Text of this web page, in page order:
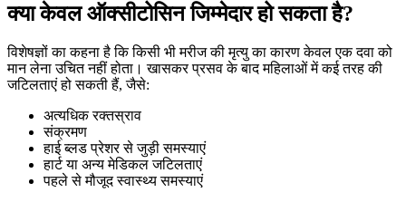
क्या केवल ऑक्सीटोसिन जिम्मेदार हो सकता है?
विशेषज्ञों का कहना है कि किसी भी मरीज की मृत्यु का कारण केवल एक दवा को
मान लेना उचित नहीं होता। खासकर प्रसव के बाद महिलाओं में कई तरह की
जटिलताएं हो सकती हैं, जैसे:
अत्यधिक रक्तस्राव
संक्रमण
हाई ब्लड प्रेशर से जुड़ी समस्याएं
हार्ट या अन्य मेडिकल जटिलताएं
पहले से मौजूद स्वास्थ्य समस्याएं